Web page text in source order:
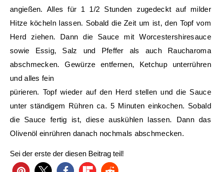
angießen. Alles für 1 1/2 Stunden zugedeckt auf milder
Hitze köcheln lassen. Sobald die Zeit um ist, den Topf vom
Herd ziehen. Dann die Sauce mit Worcestershiresauce
sowie Essig, Salz und Pfeffer als auch Raucharoma
abschmecken. Gewürze entfernen, Ketchup unterrühren
und alles fein
pürieren. Topf wieder auf den Herd stellen und die Sauce
unter ständigem Rühren ca. 5 Minuten einkochen. Sobald
die Sauce fertig ist, diese auskühlen lassen. Dann das
Olivenöl einrühren danach nochmals abschmecken.
Sei der erste der diesen Beitrag teil!